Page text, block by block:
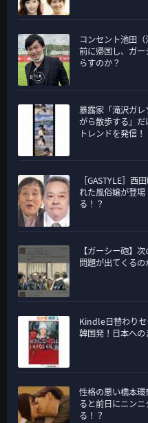
コンセント池田
前に帰国し、ガ
らすのか？
暴露家「滝沢ガ
がら散歩する』
トレンドを発信！
［GASTYLE］
れた風俗嬢が登
る！？
【ガーシー砲】
問題が出てくるの
Kindle日替わりセ
韓国発！日本へ
性格の悪い橋本
ると前日にニン
る！？